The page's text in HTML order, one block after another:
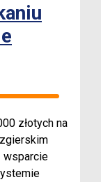
złotych na
wsparcie